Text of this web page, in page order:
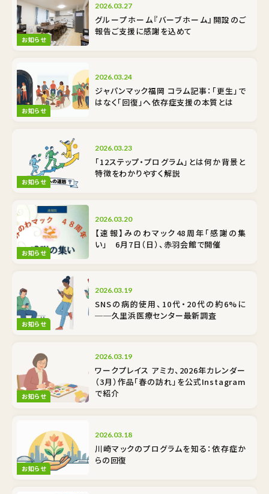
お知らせ
2026.03.27
グループホーム『バーブホーム』開設のご
報告――ご支援に感謝を込めて
お知らせ
2026.03.24
ジャパンマック福岡 コラム記事：「更生」で
はなく「回復」へ――依存症支援の本質とは
お知らせ
2026.03.23
「12ステップ・プログラム」とは何か――背景と
特徴をわかりやすく解説
お知らせ
2026.03.20
【速報】みのわマック48周年「感謝の集
い」 6月7日（日）、赤羽会館で開催
お知らせ
2026.03.19
SNSの病的使用、10代・20代の約6%に
──久里浜医療センター最新調査
お知らせ
2026.03.19
ワークプレイス アミカ、2026年カレンダー
（3月）作品「春の訪れ」を公式Instagram
で紹介
お知らせ
2026.03.18
川崎マックのプログラムを知る：依存症か
らの回復